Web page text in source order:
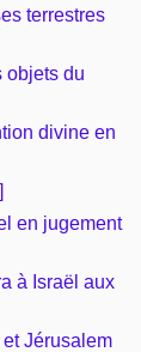
terrestres
objets du
divine en
en jugement
à Israël aux
Jérusalem